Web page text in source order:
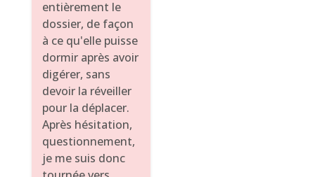
entièrement le
dossier, de façon
à ce qu'elle puisse
dormir après avoir
digérer, sans
devoir la réveiller
pour la déplacer.
Après hésitation,
questionnement,
je me suis donc